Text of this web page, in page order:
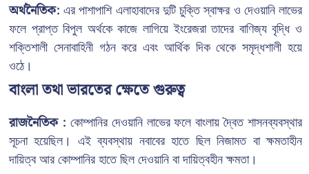
অর্থনৈতিক: এর পাশাপাশি এলাহাবাদের দুটি চুক্তি স্বাক্ষর ও দেওয়ানি লাভের
ফলে প্রাপ্ত বিপুল অর্থকে কাজে লাগিয়ে ইংরেজরা তাদের বাণিজ্য বৃদ্ধি ও
শক্তিশালী সেনাবাহিনী গঠন করে এবং আর্থিক দিক থেকে সমৃদ্ধশালী হয়ে
ওঠে।
বাংলা তথা ভারতের ক্ষেতে গুরুত্ব
রাজনৈতিক : কোম্পানির দেওয়ানি লাভের ফলে বাংলায় দ্বৈত শাসনব্যবস্থার
সূচনা হয়েছিল। এই ব্যবস্থায় নবাবের হাতে ছিল নিজামত বা ক্ষমতাহীন
দায়িত্ব আর কোম্পানির হাতে ছিল দেওয়ানি বা দায়িত্বহীন ক্ষমতা।